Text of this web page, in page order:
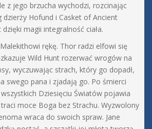
z jego brzucha wychodzi, rozcinając
Hofund i Casket of Ancient
magii integralność ciała.
rękę. Thor radzi elfowi się
Wild Hunt rozerwać wrogów na
wyczuwając strach, który go dopadł,
swego pana i zjadają go. Po śmierci
Dziesięciu Światów pojawia
moce Boga bez Strachu. Wyzwolony
wraca do swoich spraw. Jane